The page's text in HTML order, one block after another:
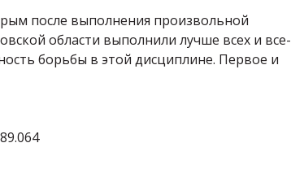
после выполнения произвольной
области выполнили лучше всех и все-
борьбы в этой дисциплине. Первое и